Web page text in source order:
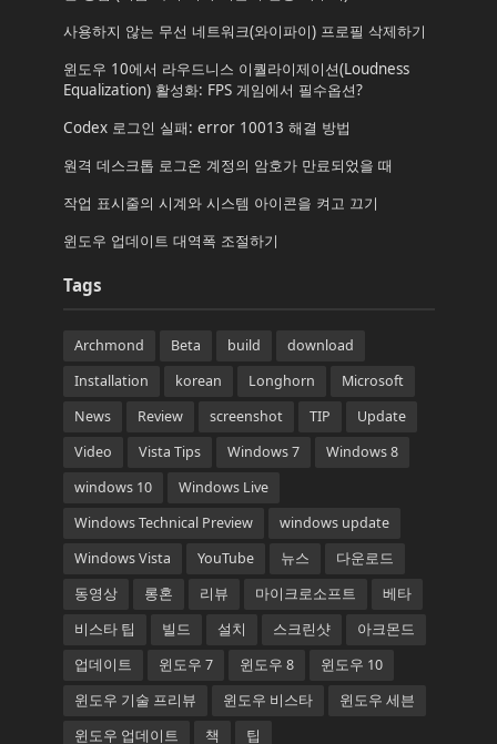
사용하지 않는 무선 네트워크(와이파이) 프로필 삭제하기
윈도우 10에서 라우드니스 이퀄라이제이션(Loudness
Equalization) 활성화: FPS 게임에서 필수옵션?
Codex 로그인 실패: error 10013 해결 방법
원격 데스크톱 로그온 계정의 암호가 만료되었을 때
작업 표시줄의 시계와 시스템 아이콘을 켜고 끄기
윈도우 업데이트 대역폭 조절하기
Tags
Archmond Beta build
download
Installation
korean Longhorn
Microsoft
News
Review screenshot TIP
Update
Video
Vista Tips Windows 7
Windows 8
windows 10
Windows Live
Windows Technical Preview
windows update
Windows Vista
YouTube 뉴스
다운로드
동영상
롱혼 리뷰 마이크로소프트
베타
비스타 팁
빌드 설치 스크린샷
아크몬드
업데이트
윈도우 7 윈도우 8
윈도우 10
윈도우 기술 프리뷰
윈도우 비스타
윈도우 세븐
윈도우 업데이트
책 팁